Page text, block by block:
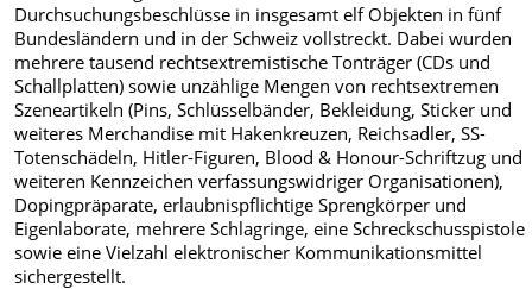
Durchsuchungsbeschlüsse in insgesamt elf Objekten in fünf
Bundesländern und in der Schweiz vollstreckt. Dabei wurden
mehrere tausend rechtsextremistische Tonträger (CDs und
Schallplatten) sowie unzählige Mengen von rechtsextremen
Szeneartikeln (Pins, Schlüsselbänder, Bekleidung, Sticker und
weiteres Merchandise mit Hakenkreuzen, Reichsadler, SS-
Totenschädeln, Hitler-Figuren, Blood & Honour-Schriftzug und
weiteren Kennzeichen verfassungswidriger Organisationen),
Dopingpräparate, erlaubnispflichtige Sprengkörper und
Eigenlaborate, mehrere Schlagringe, eine Schreckschusspistole
sowie eine Vielzahl elektronischer Kommunikationsmittel
sichergestellt.